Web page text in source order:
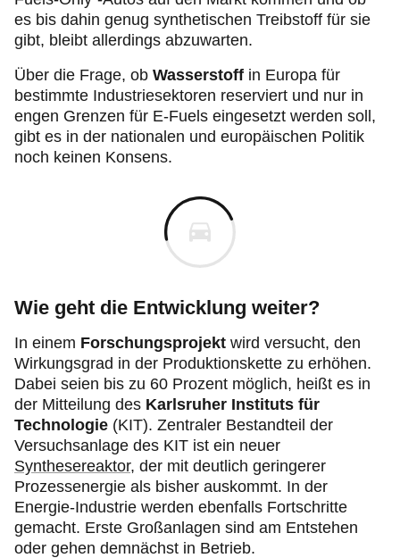
es bis dahin genug synthetischen Treibstoff für sie
gibt, bleibt allerdings abzuwarten.
Über die Frage, ob Wasserstoff in Europa für
bestimmte Industriesektoren reserviert und nur in
engen Grenzen für E-Fuels eingesetzt werden soll,
gibt es in der nationalen und europäischen Politik
noch keinen Konsens.
Wie geht die Entwicklung weiter?
In einem Forschungsprojekt wird versucht, den
Wirkungsgrad in der Produktionskette zu erhöhen.
Dabei seien bis zu 60 Prozent möglich, heißt es in
der Mitteilung des Karlsruher Instituts für
Technologie (KIT). Zentraler Bestandteil der
Versuchsanlage des KIT ist ein neuer
Synthesereaktor, der mit deutlich geringerer
Prozessenergie als bisher auskommt. In der
Energie-Industrie werden ebenfalls Fortschritte
gemacht. Erste Großanlagen sind am Entstehen
oder gehen demnächst in Betrieb.